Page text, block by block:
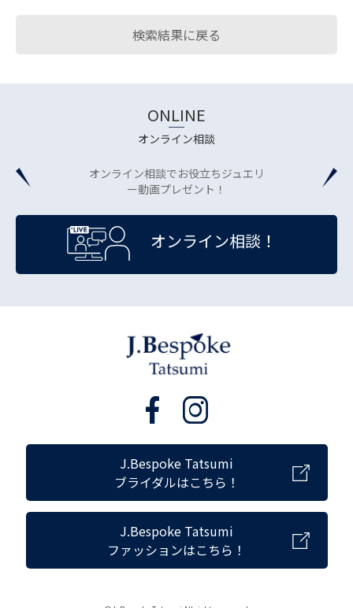
検索結果に戻る
ONLINE
オンライン相談
オンライン相談でお役立ちジュエリ
ー動画プレゼント！
オンライン相談！
J.Bespoke Tatsumi
ブライダルはこちら！
J.Bespoke Tatsumi
ファッションはこちら！